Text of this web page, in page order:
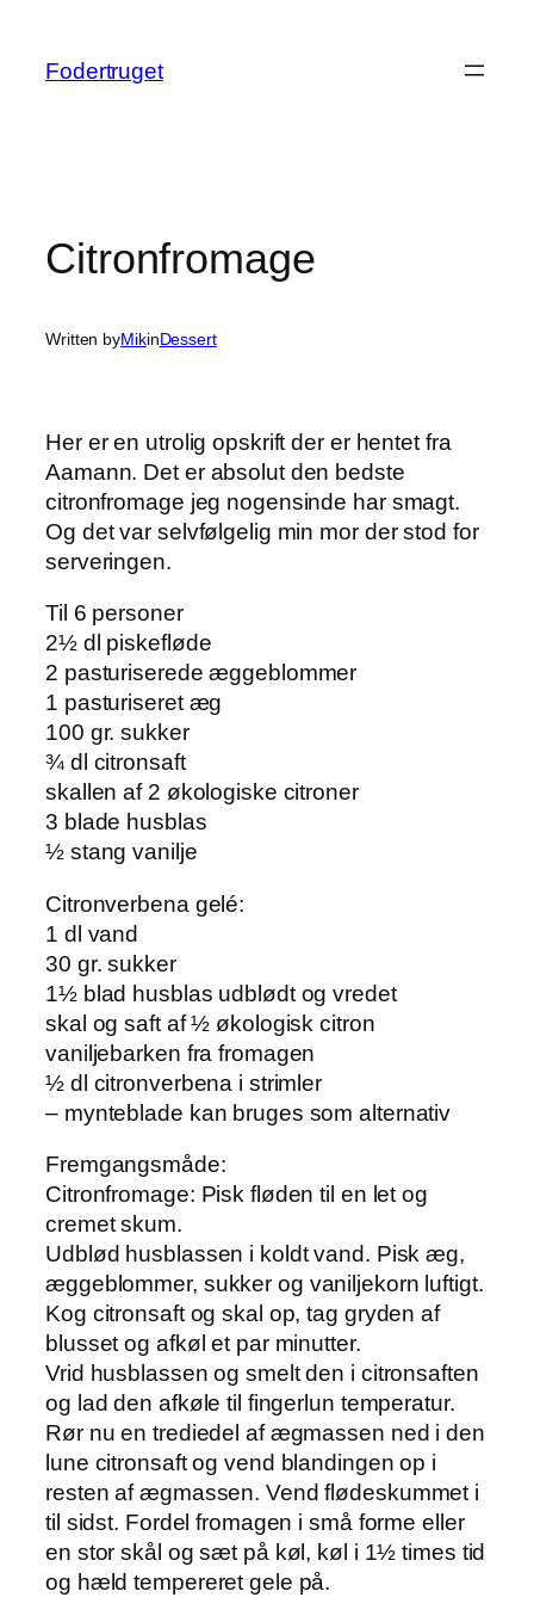
indhold
Fodertruget
Citronfromage
Written byMikinDessert
Her er en utrolig opskrift der er hentet fra
Aamann. Det er absolut den bedste
citronfromage jeg nogensinde har smagt.
Og det var selvfølgelig min mor der stod for
serveringen.
Til 6 personer
2½ dl piskefløde
2 pasturiserede æggeblommer
1 pasturiseret æg
100 gr. sukker
¾ dl citronsaft
skallen af 2 økologiske citroner
3 blade husblas
½ stang vanilje
Citronverbena gelé:
1 dl vand
30 gr. sukker
1½ blad husblas udblødt og vredet
skal og saft af ½ økologisk citron
vaniljebarken fra fromagen
½ dl citronverbena i strimler
– mynteblade kan bruges som alternativ
Fremgangsmåde:
Citronfromage: Pisk fløden til en let og
cremet skum.
Udblød husblassen i koldt vand. Pisk æg,
æggeblommer, sukker og vaniljekorn luftigt.
Kog citronsaft og skal op, tag gryden af
blusset og afkøl et par minutter.
Vrid husblassen og smelt den i citronsaften
og lad den afkøle til fingerlun temperatur.
Rør nu en trediedel af ægmassen ned i den
lune citronsaft og vend blandingen op i
resten af ægmassen. Vend flødeskummet i
til sidst. Fordel fromagen i små forme eller
en stor skål og sæt på køl, køl i 1½ times tid
og hæld tempereret gele på.